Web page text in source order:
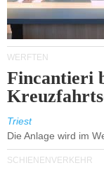
WERFTEN
Fincantieri
Triest
Die Anlage wird im
SCHIENENVERKEHR